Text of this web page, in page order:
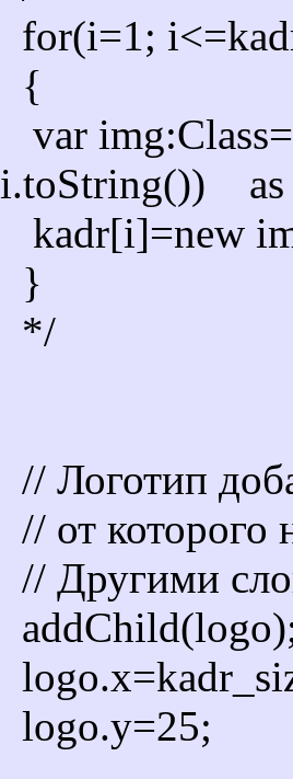
for(i=1;
{
var
i.toString()) as
kadr[i]=new
}
*/
// Логотип
// от которого
// Другими
logo.y=25;